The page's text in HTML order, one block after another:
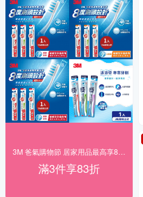
滿3件享83折